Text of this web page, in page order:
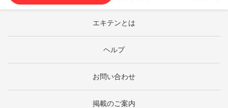
エキテンとは
ヘルプ
お問い合わせ
掲載のご案内